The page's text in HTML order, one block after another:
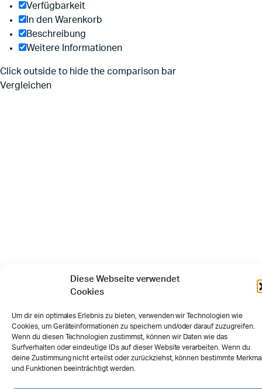
Diese Webseite verwendet
Cookies
Um dir ein optimales Erlebnis zu bieten, verwenden wir Technologien wie
Cookies, um Geräteinformationen zu speichern und/oder darauf zuzugreifen.
Wenn du diesen Technologien zustimmst, können wir Daten wie das
Surfverhalten oder eindeutige IDs auf dieser Website verarbeiten. Wenn du
deine Zustimmung nicht erteilst oder zurückziehst, können bestimmte
und Funktionen beeinträchtigt werden.
Verfügbarkeit
In den Warenkorb
Beschreibung
Weitere Informationen
Click outside to hide the comparison bar
Vergleichen